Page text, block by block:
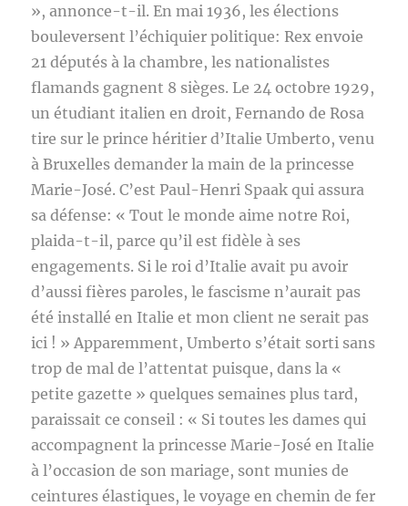
», annonce-t-il. En mai 1936, les élections
bouleversent l’échiquier politique: Rex envoie
21 députés à la chambre, les nationalistes
flamands gagnent 8 sièges. Le 24 octobre 1929,
un étudiant italien en droit, Fernando de Rosa
tire sur le prince héritier d’Italie Umberto, venu
à Bruxelles demander la main de la princesse
Marie-José. C’est Paul-Henri Spaak qui assura
sa défense: « Tout le monde aime notre Roi,
plaida-t-il, parce qu’il est fidèle à ses
engagements. Si le roi d’Italie avait pu avoir
d’aussi fières paroles, le fascisme n’aurait pas
été installé en Italie et mon client ne serait pas
ici ! » Apparemment, Umberto s’était sorti sans
trop de mal de l’attentat puisque, dans la «
petite gazette » quelques semaines plus tard,
paraissait ce conseil : « Si toutes les dames qui
accompagnent la princesse Marie-José en Italie
à l’occasion de son mariage, sont munies de
ceintures élastiques, le voyage en chemin de fer